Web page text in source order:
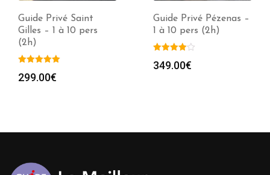
Guide Privé Saint
Gilles – 1 à 10 pers
(2h)
299.00€
Guide Privé Pézenas –
1 à 10 pers (2h)
349.00€